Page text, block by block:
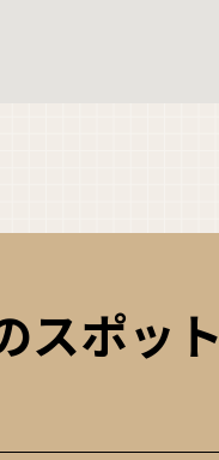
スポット